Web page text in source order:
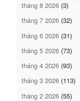
tháng 8 2026 (3)
tháng 7 2026 (32)
tháng 6 2026 (31)
tháng 5 2026 (73)
tháng 4 2026 (93)
tháng 3 2026 (113)
tháng 2 2026 (55)